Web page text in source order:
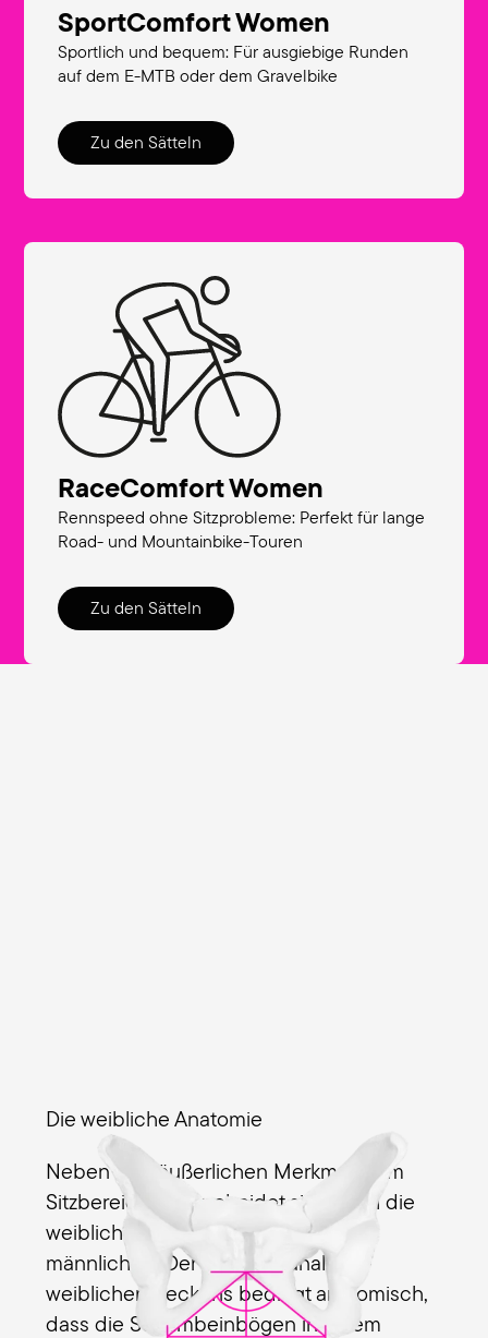
SportComfort Women
Sportlich und bequem: Für ausgiebige Runden
auf dem E-MTB oder dem Gravelbike
Zu den Sätteln
RaceComfort Women
Rennspeed ohne Sitzprobleme: Perfekt für lange
Road- und Mountainbike-Touren
Zu den Sätteln
Die weibliche Anatomie
Neben den äußerlichen Merkmalen im
Sitzbereich unterscheidet sich auch die
weibliche Beckenform von der
männlichen. Der Geburtskanal des
weiblichen Beckens bedingt anatomisch,
dass die Schambeinbögen in einem